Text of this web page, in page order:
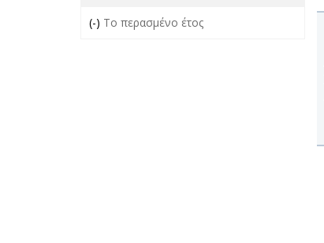
(-) Remove Το περασμένο έτος filter
Το περασμένο έτος